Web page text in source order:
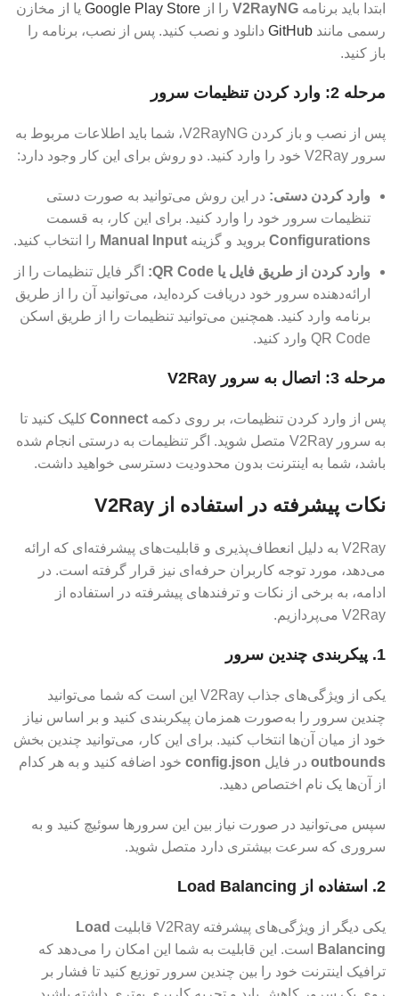
ابتدا باید برنامه V2RayNG را از Google Play Store یا از مخازن
رسمی مانند GitHub دانلود و نصب کنید. پس از نصب، برنامه را
باز کنید.
مرحله 2: وارد کردن تنظیمات سرور
پس از نصب و باز کردن V2RayNG، شما باید اطلاعات مربوط به
سرور V2Ray خود را وارد کنید. دو روش برای این کار وجود دارد:
وارد کردن دستی: در این روش می‌توانید به صورت دستی
تنظیمات سرور خود را وارد کنید. برای این کار، به قسمت
Configurations بروید و گزینه Manual Input را انتخاب کنید.
وارد کردن از طریق فایل یا QR Code:
اگر فایل تنظیمات را از
ارائه‌دهنده سرور خود دریافت کرده‌اید، می‌توانید آن را از طریق
برنامه وارد کنید. همچنین می‌توانید تنظیمات را از طریق اسکن
QR Code وارد کنید.
مرحله 3: اتصال به سرور V2Ray
پس از وارد کردن تنظیمات، بر روی دکمه Connect کلیک کنید تا
به سرور V2Ray متصل شوید. اگر تنظیمات به درستی انجام شده
باشد، شما به اینترنت بدون محدودیت دسترسی خواهید داشت.
نکات پیشرفته در استفاده از V2Ray
V2Ray به دلیل انعطاف‌پذیری و قابلیت‌های پیشرفته‌ای که ارائه
می‌دهد، مورد توجه کاربران حرفه‌ای نیز قرار گرفته است. در
ادامه، به برخی از نکات و ترفندهای پیشرفته در استفاده از
V2Ray می‌پردازیم.
1. پیکربندی چندین سرور
یکی از ویژگی‌های جذاب V2Ray این است که شما می‌توانید
چندین سرور را به‌صورت همزمان پیکربندی کنید و بر اساس نیاز
خود از میان آن‌ها انتخاب کنید. برای این کار، می‌توانید چندین بخش
outbounds در فایل config.json خود اضافه کنید و به هر کدام
از آن‌ها یک نام اختصاص دهید.
سپس می‌توانید در صورت نیاز بین این سرورها سوئیچ کنید و به
سروری که سرعت بیشتری دارد متصل شوید.
2. استفاده از Load Balancing
یکی دیگر از ویژگی‌های پیشرفته V2Ray قابلیت
Load
Balancing
است. این قابلیت به شما این امکان را می‌دهد که
ترافیک اینترنت خود را بین چندین سرور توزیع کنید تا فشار بر